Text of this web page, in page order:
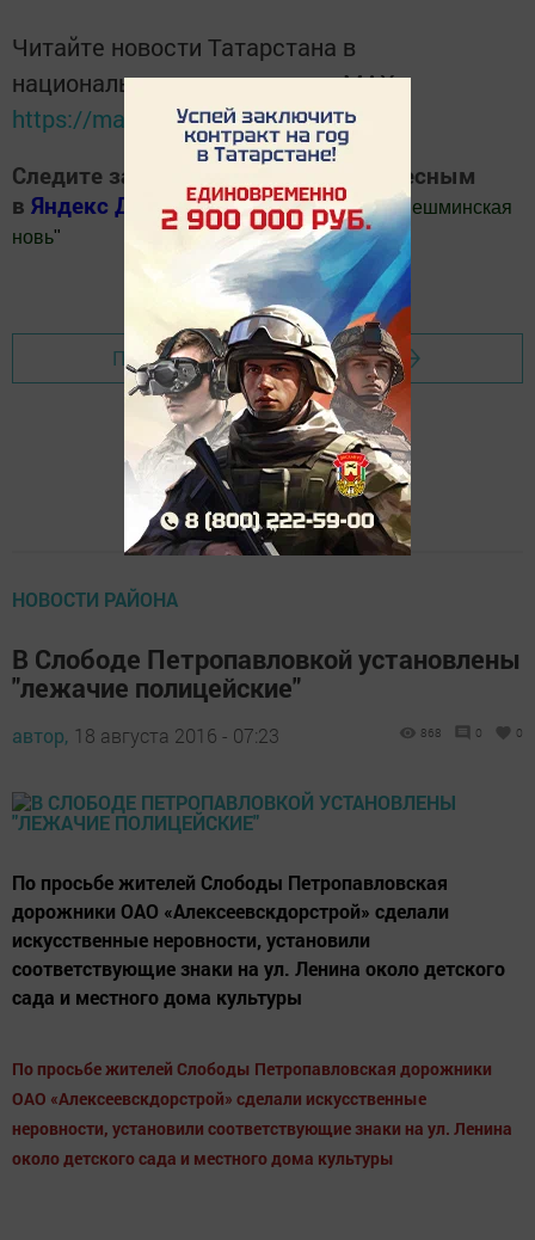
Читайте новости Татарстана в
национальном мессенджере MАХ:
https://max.ru/tatmedia
Следите за самым важным и интересным
в Яндекс ДзениТелеграм канале"Шешминская
новь"
Добавить Шешминскую новь в Яндекс.Новости
Перейти на страницу новости
НОВОСТИ РАЙОНА
В Слободе Петропавловкой установлены
"лежачие полицейские"
автор, 18 августа 2016 - 07:23 868 0 0
По просьбе жителей Слободы Петропавловская
дорожники ОАО «Алексеевскдорстрой» сделали
искусственные неровности, установили
соответствующие знаки на ул. Ленина около детского
сада и местного дома культуры
По просьбе жителей Слободы Петропавловская дорожники
ОАО «Алексеевскдорстрой» сделали искусственные
неровности, установили соответствующие знаки на ул. Ленина
около детского сада и местного дома культуры